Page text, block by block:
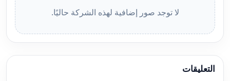
لا توجد صور إضافية لهذه الشركة حاليًا.
التعليقات